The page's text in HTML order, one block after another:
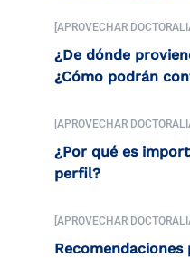
[APROVECHAR
¿De dónde
¿Cómo podrán
[APROVECHAR
¿Por qué es
perfil?
[APROVECHAR